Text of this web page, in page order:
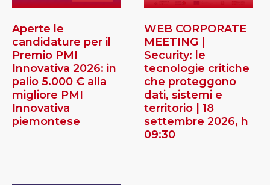
Aperte le
candidature per il
Premio PMI
Innovativa 2026: in
palio 5.000 € alla
migliore PMI
Innovativa
piemontese
WEB CORPORATE
MEETING |
Security: le
tecnologie critiche
che proteggono
dati, sistemi e
territorio | 18
settembre 2026, h
09:30